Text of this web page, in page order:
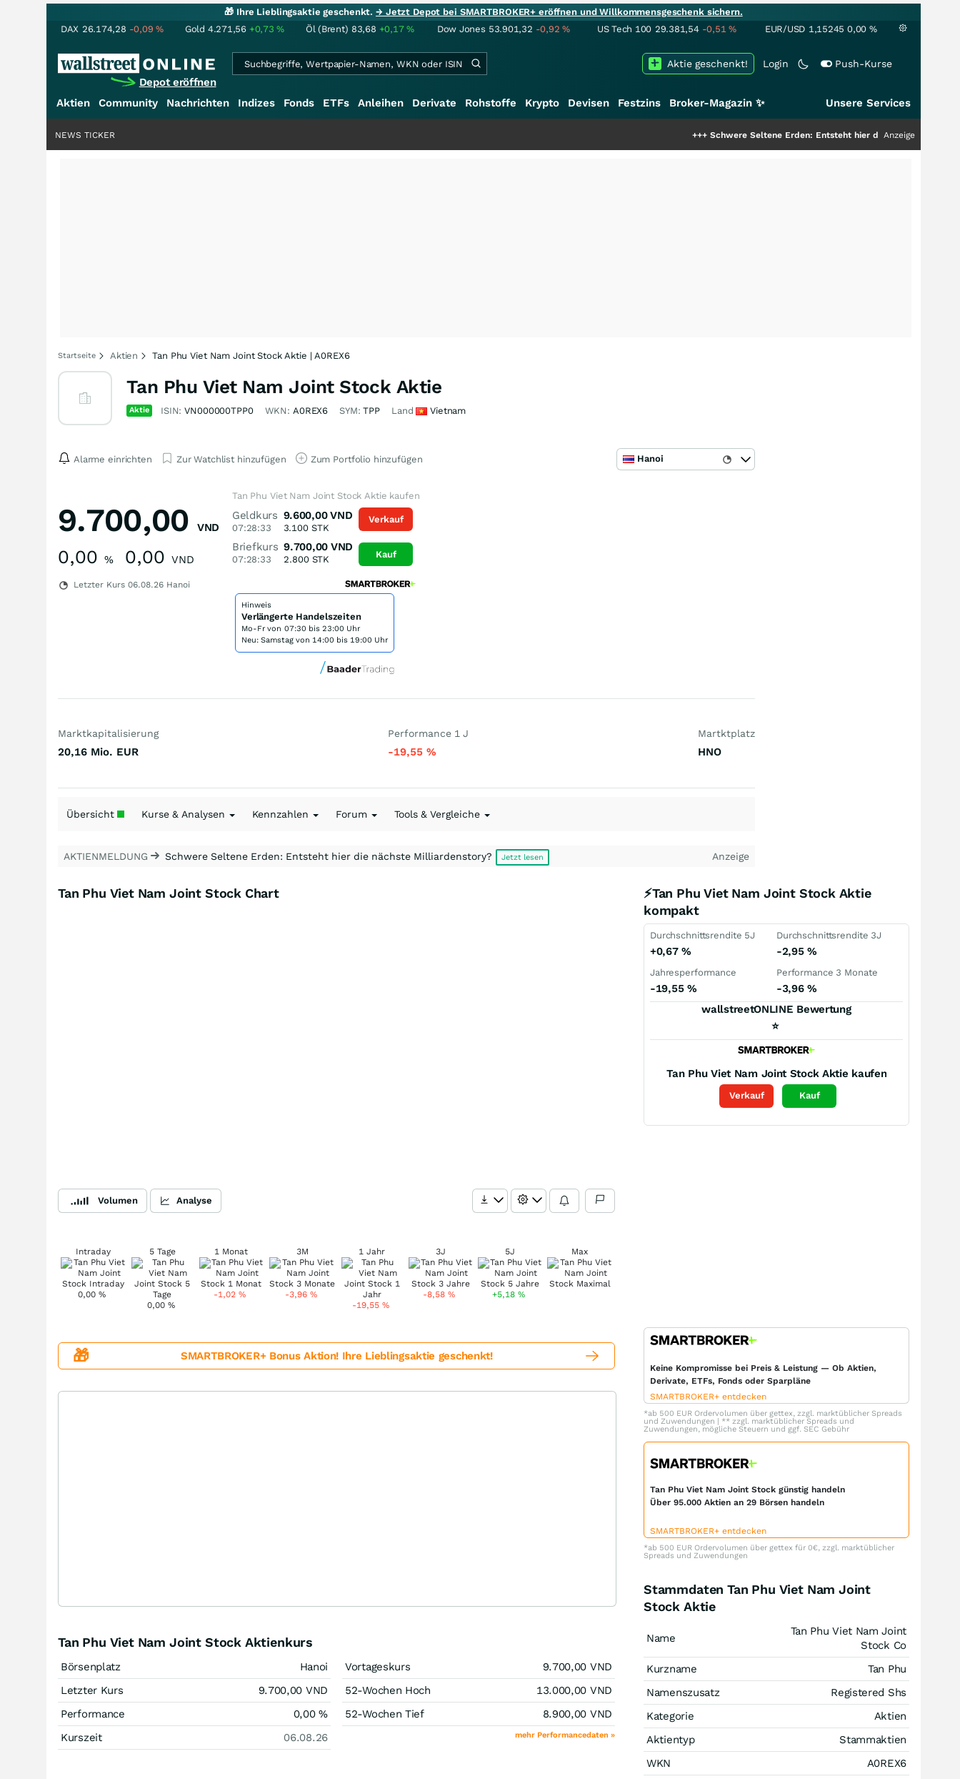
🎁 Ihre Lieblingsaktie geschenkt.→ Jetzt Depot bei SMARTBROKER+ eröffnen und Willkommensgeschenk sichern.
DAX 26.174,28 -0,09% Gold 4.271,56 +0,73% Öl (Brent) 83,68 +0,17% Dow Jones 53.901,32 -0,92% US Tech 100 29.381,54 -0,51% EUR/USD 1,15245 0,00 %
Depot eröffnen
Login Push-Kurse
Aktie geschenkt!
Aktien Community Nachrichten Indizes Fonds ETFs Anleihen Derivate Rohstoffe Krypto Devisen Festzins Broker-Magazin ✨ Unsere Services
Schwere Seltene Erden: Entsteht hier die nächste Milliardenstory?
Anzeige
NEWS TICKER
Startseite Aktien Tan Phu Viet Nam Joint Stock Aktie | A0REX6
Tan Phu Viet Nam Joint Stock Aktie
Aktie ISIN:VN000000TPP0 WKN: A0REX6 SYM:TPP Land Vietnam
Alarme einrichten Zur Watchlist hinzufügen Zum Portfolio hinzufügen Hanoi
9.700,00 VND
0,00 % 0,00 VND
Letzter Kurs 06.08.26 Hanoi
Tan Phu Viet Nam Joint Stock Aktie kaufen
Geldkurs
07:28:33
9.600,00 VND
3.100STK
Briefkurs
07:28:33
9.700,00 VND
2.800STK
Verkauf
Kauf
Hinweis
Verlängerte Handelszeiten
Mo-Fr von 07:30 bis 23:00 Uhr
Neu: Samstag von 14:00 bis 19:00 Uhr
Marktkapitalisierung
20,16 Mio. EUR
Performance 1 J
-19,55 %
Martktplatz
HNO
Übersicht Kurse & Analysen Kennzahlen Forum Tools & Vergleiche
AKTIENMELDUNG Schwere Seltene Erden: Entsteht hier die nächste Milliardenstory? Jetzt lesen Anzeige
Tan Phu Viet Nam Joint Stock Chart
Volumen Analyse
Intraday
0,00 %
5 Tage
0,00 %
1 Monat
-1,02%
3M
-3,96 %
1 Jahr
-19,55 %
3J
-8,58%
5J
+5,18 %
Max
⚡Tan Phu Viet Nam Joint Stock Aktie
kompakt
Durchschnittsrendite 5J
+0,67%
Durchschnittsrendite 3J
-2,95%
Jahresperformance
-19,55 %
Performance 3 Monate
-3,96%
wallstreetONLINE Bewertung
⭐
Tan Phu Viet Nam Joint Stock Aktie kaufen
Verkauf Kauf
🎁 SMARTBROKER+ Bonus Aktion! Ihre Lieblingsaktie geschenkt!
Tan Phu Viet Nam Joint Stock Aktienkurs
Börsenplatz
Hanoi
Letzter Kurs
9.700,00 VND
Performance
0,00%
Kurszeit
06.08.26
Vortageskurs 9.700,00 VND
52-Wochen Hoch
13.000,00 VND
52-Wochen Tief
8.900,00 VND
mehr Performancedaten »
Keine Kompromisse bei Preis & Leistung — Ob Aktien,
Derivate, ETFs, Fonds oder Sparpläne
SMARTBROKER+ entdecken
*ab 500 EUR Ordervolumen über gettex, zzgl. marktüblicher Spreads
und Zuwendungen | ** zzgl. marktüblicher Spreads und
Zuwendungen, mögliche Steuern und ggf. SEC Gebühr
Tan Phu Viet Nam Joint Stock günstig handeln
Über 95.000 Aktien an 29 Börsen handeln
SMARTBROKER+ entdecken
*ab 500 EUR Ordervolumen über gettex für 0€, zzgl. marktüblicher
Spreads und Zuwendungen
Stammdaten Tan Phu Viet Nam Joint
Stock Aktie
Name
Tan Phu Viet Nam Joint
Stock Co
Kurzname
Tan Phu
Namenszusatz
Registered Shs
Kategorie
Aktien
Aktientyp
Stammaktien
WKN
A0REX6